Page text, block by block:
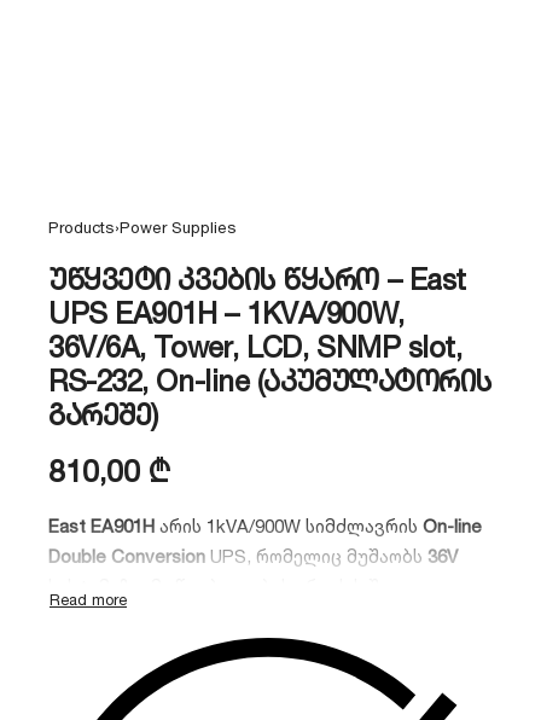
Products›Power Supplies
უწყვეტი კვების წყარო – East
UPS EA901H – 1KVA/900W,
36V/6A, Tower, LCD, SNMP slot,
RS-232, On-line (აკუმულატორის
გარეშე)
810,00 ₾
East EA901H არის 1kVA/900W სიმძლავრის On-line
Double Conversion UPS, რომელიც მუშაობს 36V
გაძლიერებული6A დამტენით, რაც იდეალურია
გარე აკუმულატორების მიერთებისა და
ხანგრძლივი სარეზერვო კვების